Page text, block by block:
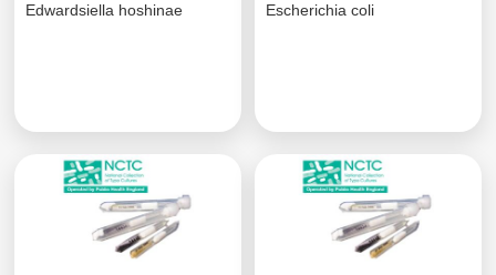
Edwardsiella hoshinae Escherichia coli